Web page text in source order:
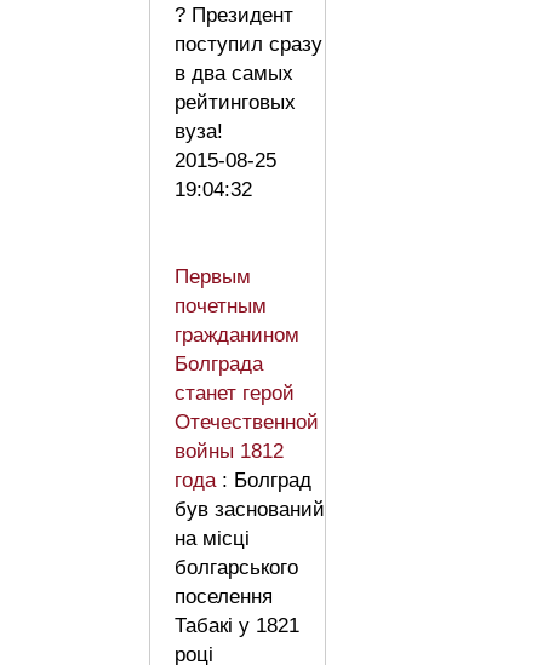
? Президент
поступил сразу
в два самых
рейтинговых
вуза!
2015-08-25
19:04:32
Первым
почетным
гражданином
Болграда
станет герой
Отечественной
войны 1812
года : Болград
був заснований
на місці
болгарського
поселення
Табакі у 1821
році